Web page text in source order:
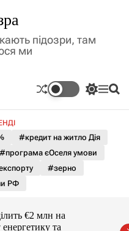
підозри, там
ми
П
м
к
а
М П
#кредит на житло Дія
#програма єОселя умови
#зерно
РФ
€2 млн на
енергетику та